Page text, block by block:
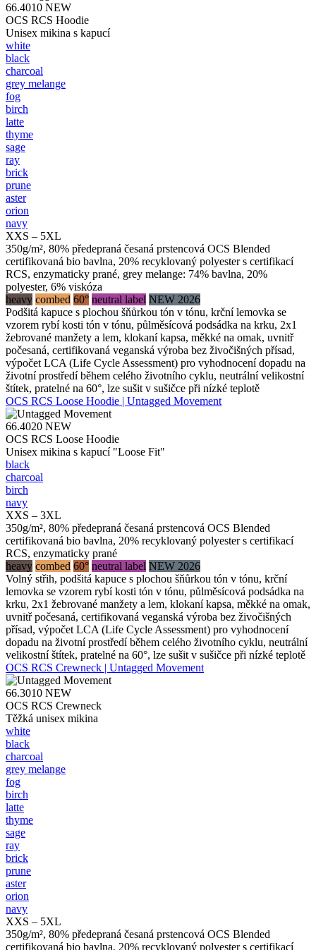
66.4010 NEW
OCS RCS Hoodie
Unisex mikina s kapucí
white
black
charcoal
grey melange
fog
birch
latte
thyme
sage
ray
brick
prune
aster
orion
navy
XXS – 5XL
350g/m², 80% předepraná česaná prstencová OCS Blended
certifikovaná bio bavlna, 20% recyklovaný polyester s certifikací
RCS, enzymaticky prané, grey melange: 74% bavlna, 20%
polyester, 6% viskóza
heavy combed 60° neutral label NEW 2026
Podšitá kapuce s plochou šňůrkou tón v tónu, krční lemovka se
vzorem rybí kosti tón v tónu, půlměsícová podsádka na krku, 2x1
žebrované manžety a lem, klokaní kapsa, měkké na omak, uvnitř
počesaná, certifikovaná veganská výroba bez živočišných přísad,
výpočet LCA (Life Cycle Assessment) pro vyhodnocení dopadu na
životní prostředí během celého životního cyklu, neutrální velikostní
štítek, pratelné na 60°, lze sušit v sušičce při nízké teplotě
OCS RCS Loose Hoodie | Untagged Movement
66.4020 NEW
OCS RCS Loose Hoodie
Unisex mikina s kapucí "Loose Fit"
black
charcoal
birch
navy
XXS – 3XL
350g/m², 80% předepraná česaná prstencová OCS Blended
certifikovaná bio bavlna, 20% recyklovaný polyester s certifikací
RCS, enzymaticky prané
heavy combed 60° neutral label NEW 2026
Volný střih, podšitá kapuce s plochou šňůrkou tón v tónu, krční
lemovka se vzorem rybí kosti tón v tónu, půlměsícová podsádka na
krku, 2x1 žebrované manžety a lem, klokaní kapsa, měkké na omak,
uvnitř počesaná, certifikovaná veganská výroba bez živočišných
přísad, výpočet LCA (Life Cycle Assessment) pro vyhodnocení
dopadu na životní prostředí během celého životního cyklu, neutrální
velikostní štítek, pratelné na 60°, lze sušit v sušičce při nízké teplotě
OCS RCS Crewneck | Untagged Movement
66.3010 NEW
OCS RCS Crewneck
Těžká unisex mikina
white
black
charcoal
grey melange
fog
birch
latte
thyme
sage
ray
brick
prune
aster
orion
navy
XXS – 5XL
350g/m², 80% předepraná česaná prstencová OCS Blended
certifikovaná bio bavlna, 20% recyklovaný polyester s certifikací